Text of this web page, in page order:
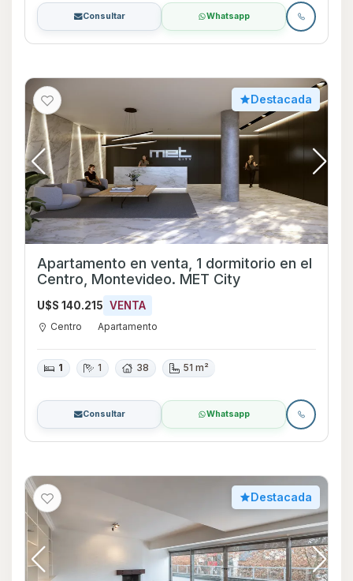
Consultar Whatsapp
Destacada
Apartamento en venta, 1 dormitorio en el
Centro, Montevideo. MET City
U$S 140.215 VENTA
Centro Apartamento
1 1 38 51 m²
Consultar Whatsapp
Destacada